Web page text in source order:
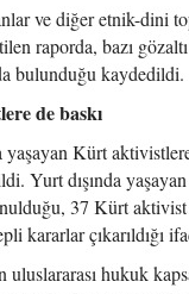
ve diğer etnik-dini
raporda, bazı
bulunduğu kaydedildi.
de baskı
yaşayan Kürt
Yurt dışında
37 Kürt
kararlar çıkarıldığı
uluslararası hukuk